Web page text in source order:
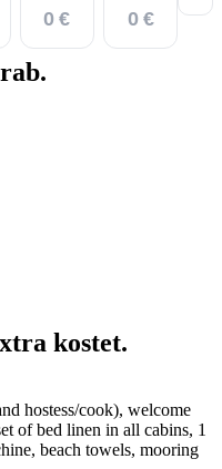
0 €
0 €
kostet.
hostess/cook), welcome
of bed linen in all cabins, 1
beach towels, mooring